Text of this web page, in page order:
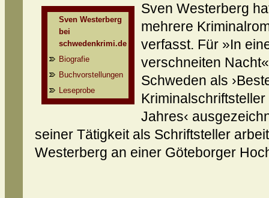
Sven Westerberg
bei
schwedenkrimi.de
Biografie
Buchvorstellungen
Leseprobe
Sven Westerberg
mehrere
verfasst. Für »In
verschneiten
Schweden als
Kriminalschriftsteller
Jahres‹
seiner Tätigkeit als Schriftsteller
Westerberg an einer Göteborger